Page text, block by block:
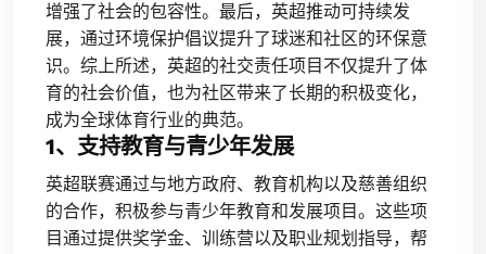
增强了社会的包容性。最后，英超推动可持续发
展，通过环境保护倡议提升了球迷和社区的环保意
识。综上所述，英超的社交责任项目不仅提升了体
育的社会价值，也为社区带来了长期的积极变化，
成为全球体育行业的典范。
1、支持教育与青少年发展
英超联赛通过与地方政府、教育机构以及慈善组织
的合作，积极参与青少年教育和发展项目。这些项
目通过提供奖学金、训练营以及职业规划指导，帮